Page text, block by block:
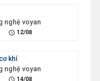
nghệ voyan
schedule 12/08
khí
nghệ voyan
schedule 14/08